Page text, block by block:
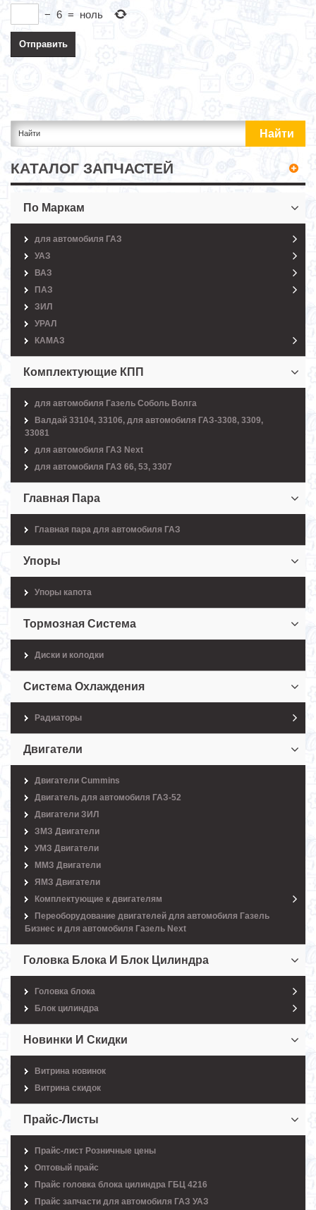
− 6 = ноль
КАТАЛОГ ЗАПЧАСТЕЙ
По Маркам
для автомобиля ГАЗ
УАЗ
ВАЗ
ПАЗ
ЗИЛ
УРАЛ
КАМАЗ
Комплектующие КПП
для автомобиля Газель Соболь Волга
Валдай 33104, 33106, для автомобиля ГАЗ-3308, 3309,
33081
для автомобиля ГАЗ Next
для автомобиля ГАЗ 66, 53, 3307
Главная Пара
Главная пара для автомобиля ГАЗ
Упоры
Упоры капота
Тормозная Система
Диски и колодки
Система Охлаждения
Радиаторы
Двигатели
Двигатели Cummins
Двигатель для автомобиля ГАЗ-52
Двигатели ЗИЛ
ЗМЗ Двигатели
УМЗ Двигатели
ММЗ Двигатели
ЯМЗ Двигатели
Комплектующие к двигателям
Переоборудование двигателей для автомобиля Газель
Бизнес и для автомобиля Газель Next
Головка Блока И Блок Цилиндра
Головка блока
Блок цилиндра
Новинки И Скидки
Витрина новинок
Витрина скидок
Прайс-Листы
Прайс-лист Розничные цены
Оптовый прайс
Прайс головка блока цилиндра ГБЦ 4216
Прайс запчасти для автомобиля ГАЗ УАЗ